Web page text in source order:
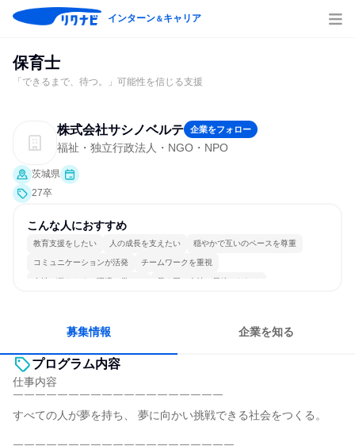
インターン＆キャリア
保育士
「できるまで、待つ。」可能性を信じる支援
株式会社サシノベルテ 企業をフォロー
福祉・独立行政法人・NGO・NPO
茨城県
27卒
こんな人におすすめ
教育支援をしたい 人の成長を支えたい 穏やかで互いのペースを尊重
コミュニケーションが活発 チームワークを重視
女性が働きやすい環境で働ける 長く同じ会社に居続けられる
募集情報 企業を知る
プログラム内容
仕事内容
￣￣￣￣￣￣￣￣￣￣￣￣￣￣￣￣￣￣￣
すべての人が夢を持ち、 夢に向かい挑戦できる社会をつくる。